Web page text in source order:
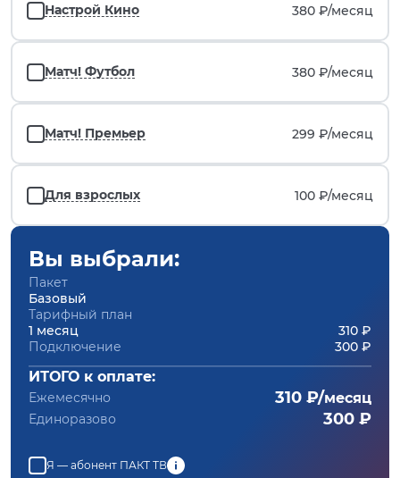
Настрой Кино 380 ₽/месяц
Матч! Футбол 380 ₽/месяц
Матч! Премьер 299 ₽/месяц
Для взрослых 100 ₽/месяц
Вы выбрали:
Пакет
Базовый
Тарифный план
1 месяц
310 ₽
Подключение
300 ₽
ИТОГО к оплате:
Ежемесячно 310 ₽/месяц
Единоразово 300 ₽
Я — абонент ПАКТ ТВ